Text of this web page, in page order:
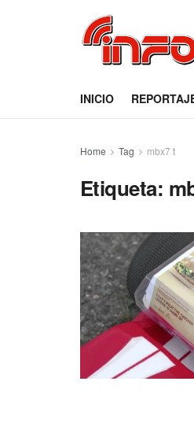
INICIO
Home Tag mbx7 t
Etiqueta: